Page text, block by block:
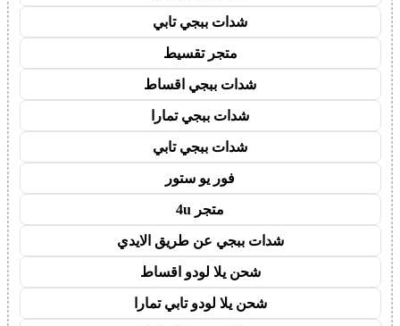
شدات ببجي تابي
متجر تقسيط
شدات ببجي اقساط
شدات ببجي تمارا
شدات ببجي تابي
فور يو ستور
متجر 4u
شدات ببجي عن طريق الايدي
شحن يلا لودو اقساط
شحن يلا لودو تابي تمارا